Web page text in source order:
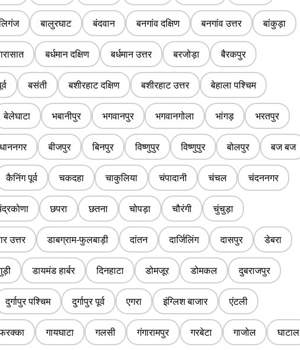
बालुरघाट बंदवान बनगांव दक्षिण बनगांव उत्तर बांकुड़ा
बर्धमान दक्षिण बर्धमान उत्तर बरजोड़ा बैरकपुर
बसंती बशीरहाट दक्षिण बशीरहाट उत्तर बेहाला पश्चिम
बेलेघाटा भबानीपुर भगवानपुर भगवानगोला भांगड़ भरतपुर
बीजपुर बिनपुर विष्णुपुर विष्णुपुर बोलपुर बज बज
कैनिंग पूर्व चकदहा चाकुलिया चंपादानी चंचल चंदननगर
छपरा छतना चोपड़ा चौरंगी चुंचुड़ा
उत्तर डाबग्राम-फुलबाड़ी दांतन दार्जिलिंग दासपुर डेबरा
डायमंड हार्बर दिनहाटा डोमजूर डोमकल दुबराजपुर
दुर्गापुर पश्चिम दुर्गापुर पूर्व एगरा इंग्लिश बाजार एंटली
गायघाटा गलसी गंगारामपुर गरबेटा गाजोल घाटाल